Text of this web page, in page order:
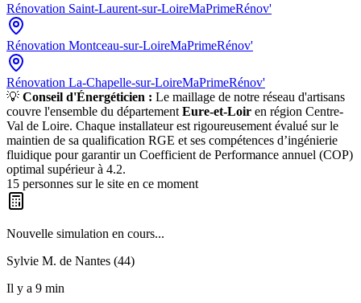
Rénovation Saint-Laurent-sur-LoireMaPrimeRénov'
Rénovation Montceau-sur-LoireMaPrimeRénov'
Rénovation La-Chapelle-sur-LoireMaPrimeRénov'
💡 Conseil d'Énergéticien : Le maillage de notre réseau d'artisans
couvre l'ensemble du département Eure-et-Loir en région Centre-
Val de Loire. Chaque installateur est rigoureusement évalué sur le
maintien de sa qualification RGE et ses compétences d’ingénierie
fluidique pour garantir un Coefficient de Performance annuel (COP)
optimal supérieur à 4.2.
15 personnes sur le site en ce moment
Nouvelle simulation en cours...
Sylvie M. de Nantes (44)
Il y a 9 min